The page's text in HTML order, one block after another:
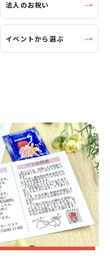
法人のお祝い
イベントから選ぶ